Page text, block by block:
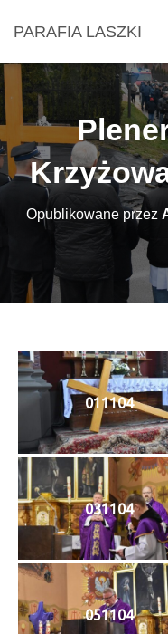
PARAFIA LASZKI
Opublikowane przez
011104
031104
051104